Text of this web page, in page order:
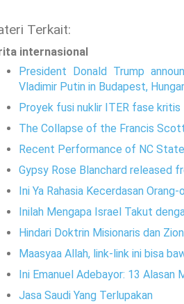
Terkait:
internasional
President Donald Trump
Vladimir Putin in Budapest,
Proyek fusi nuklir ITER fase kritis
The Collapse of the Francis
Recent Performance of NC
Gypsy Rose Blanchard released
Ini Ya Rahasia Kecerdasan Orang-
Inilah Mengapa Israel Takut
Hindari Doktrin Misionaris dan
Maasyaa Allah, link-link ini bisa
Ini Emanuel Adebayor: 13 Alasan
Jasa Saudi Yang Terlupakan